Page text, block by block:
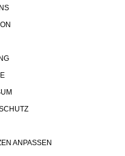
ANPASSEN